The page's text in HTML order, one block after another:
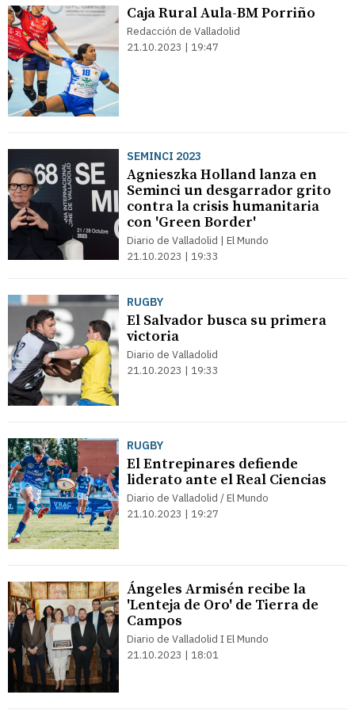
Caja Rural Aula-BM Porriño
Redacción de Valladolid
21.10.2023 | 19:47
SEMINCI 2023
Agnieszka Holland lanza en
Seminci un desgarrador grito
contra la crisis humanitaria
con 'Green Border'
Diario de Valladolid | El Mundo
21.10.2023 | 19:33
RUGBY
El Salvador busca su primera
victoria
Diario de Valladolid
21.10.2023 | 19:33
RUGBY
El Entrepinares defiende
liderato ante el Real Ciencias
Diario de Valladolid / El Mundo
21.10.2023 | 19:27
Ángeles Armisén recibe la
'Lenteja de Oro' de Tierra de
Campos
Diario de Valladolid I El Mundo
21.10.2023 | 18:01